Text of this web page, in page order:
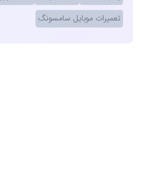
تعمیرات موبایل سامسونگ